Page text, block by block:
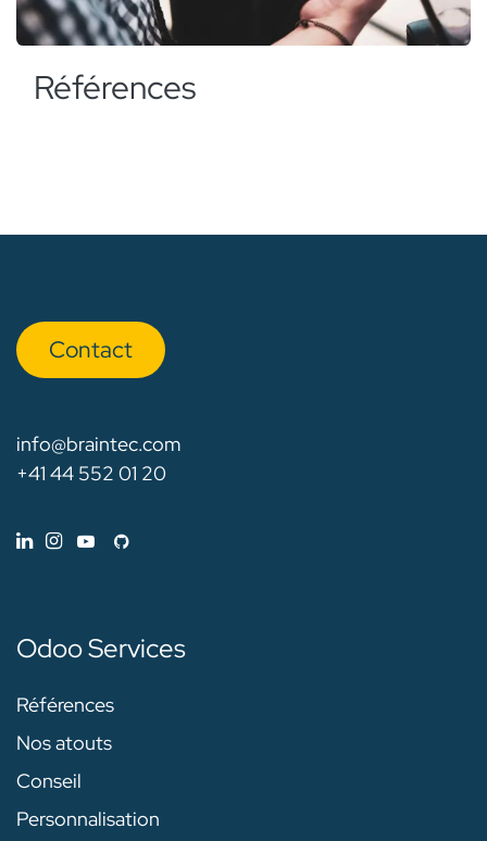
Références
Con​​​​tact
info@braintec.com
+41 44 552 01 20
Odoo Services
Références
Nos atouts
Conseil
Personnalisation